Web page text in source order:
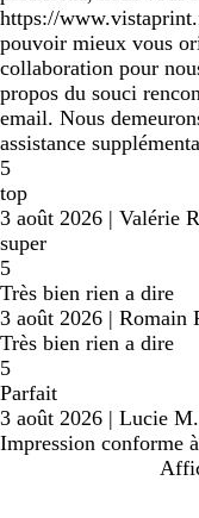
https://
pouvoir mieux vous
collaboration pour
propos du souci
email. Nous
assistance
5
top
3 août 2026 | Valérie
super
5
Très bien rien a dire
3 août 2026 | Romain
Très bien rien a dire
5
Parfait
3 août 2026 | Lucie M.
Impression conforme